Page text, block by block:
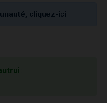
cliquez-ici
: